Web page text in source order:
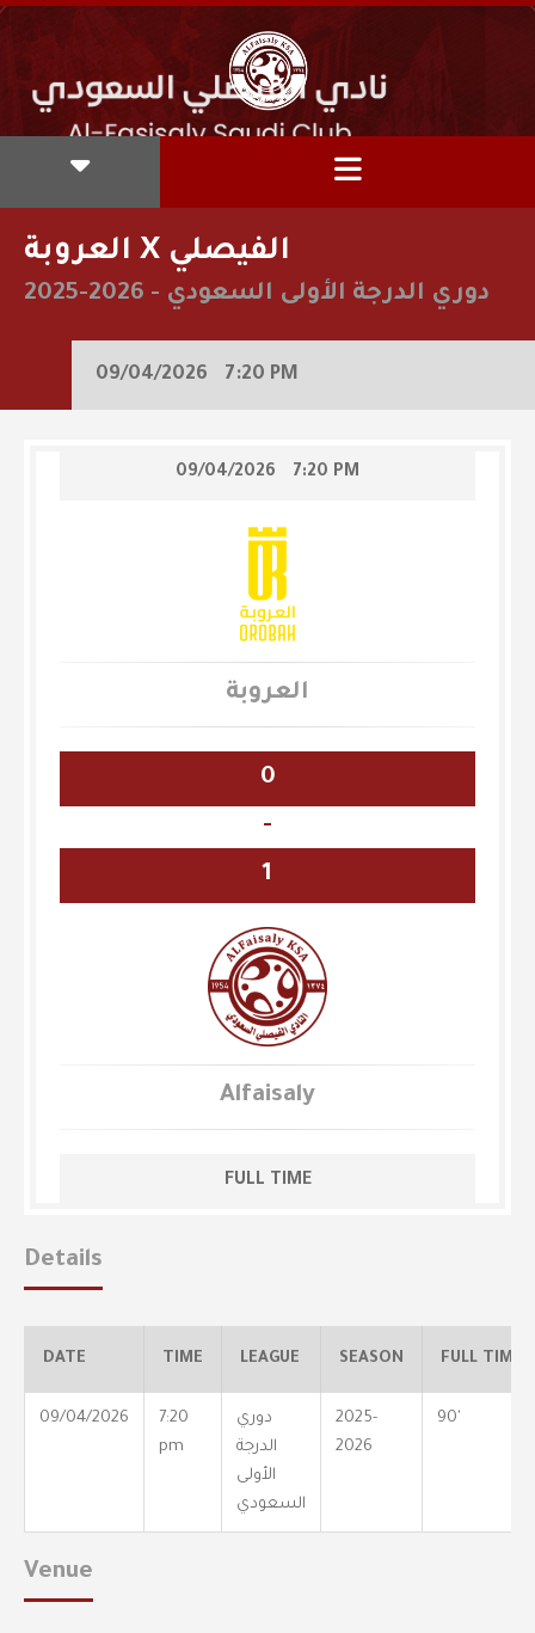
العروبة X الفيصلي
2025-2026 - دوري الدرجة الأولى السعودي
09/04/2026 7:20 PM
09/04/2026 7:20 PM
العروبة
0
-
1
Alfaisaly
FULL TIME
Details
DATE TIME LEAGUE SEASON FULL TIME
09/04/2026
7:20
pm
دوري
الدرجة
الأولى
السعودي
2025-
2026
90'
Venue